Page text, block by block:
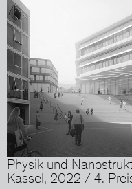
Physik und
Kassel, 2022 / 4.